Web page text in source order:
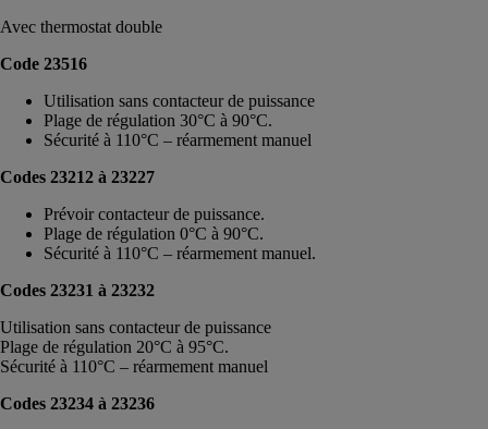
Avec thermostat double
Code 23516
Utilisation sans contacteur de puissance
Plage de régulation 30°C à 90°C.
Sécurité à 110°C – réarmement manuel
Codes 23212 à 23227
Prévoir contacteur de puissance.
Plage de régulation 0°C à 90°C.
Sécurité à 110°C – réarmement manuel.
Codes 23231 à 23232
Utilisation sans contacteur de puissance
Plage de régulation 20°C à 95°C.
Sécurité à 110°C – réarmement manuel
Codes 23234 à 23236